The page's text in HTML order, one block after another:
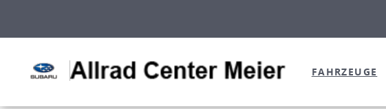
FAHRZEUGE